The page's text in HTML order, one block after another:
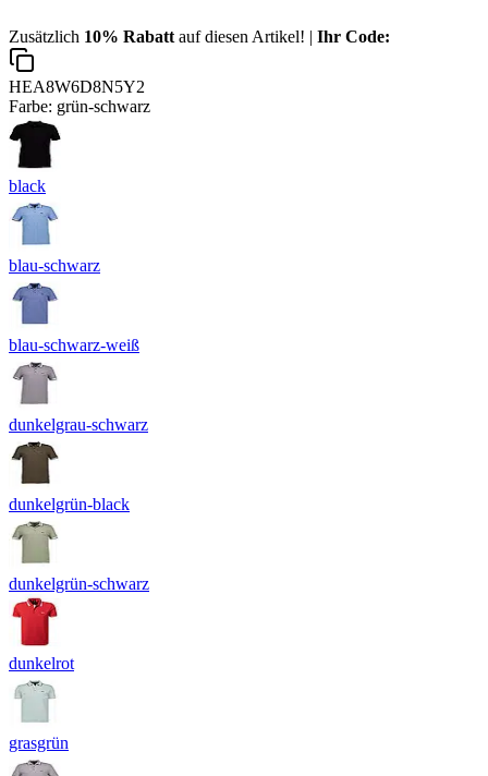
Zusätzlich 10% Rabatt auf diesen Artikel! | Ihr Code:
HEA8W6D8N5Y2
Farbe: grün-schwarz
black
blau-schwarz
blau-schwarz-weiß
dunkelgrau-schwarz
dunkelgrün-black
dunkelgrün-schwarz
dunkelrot
grasgrün